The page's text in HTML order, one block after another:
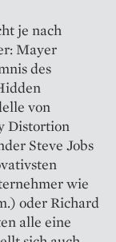
je nach
Mayer
des
von
Distortion
Steve Jobs
wie
oder Richard
alle eine